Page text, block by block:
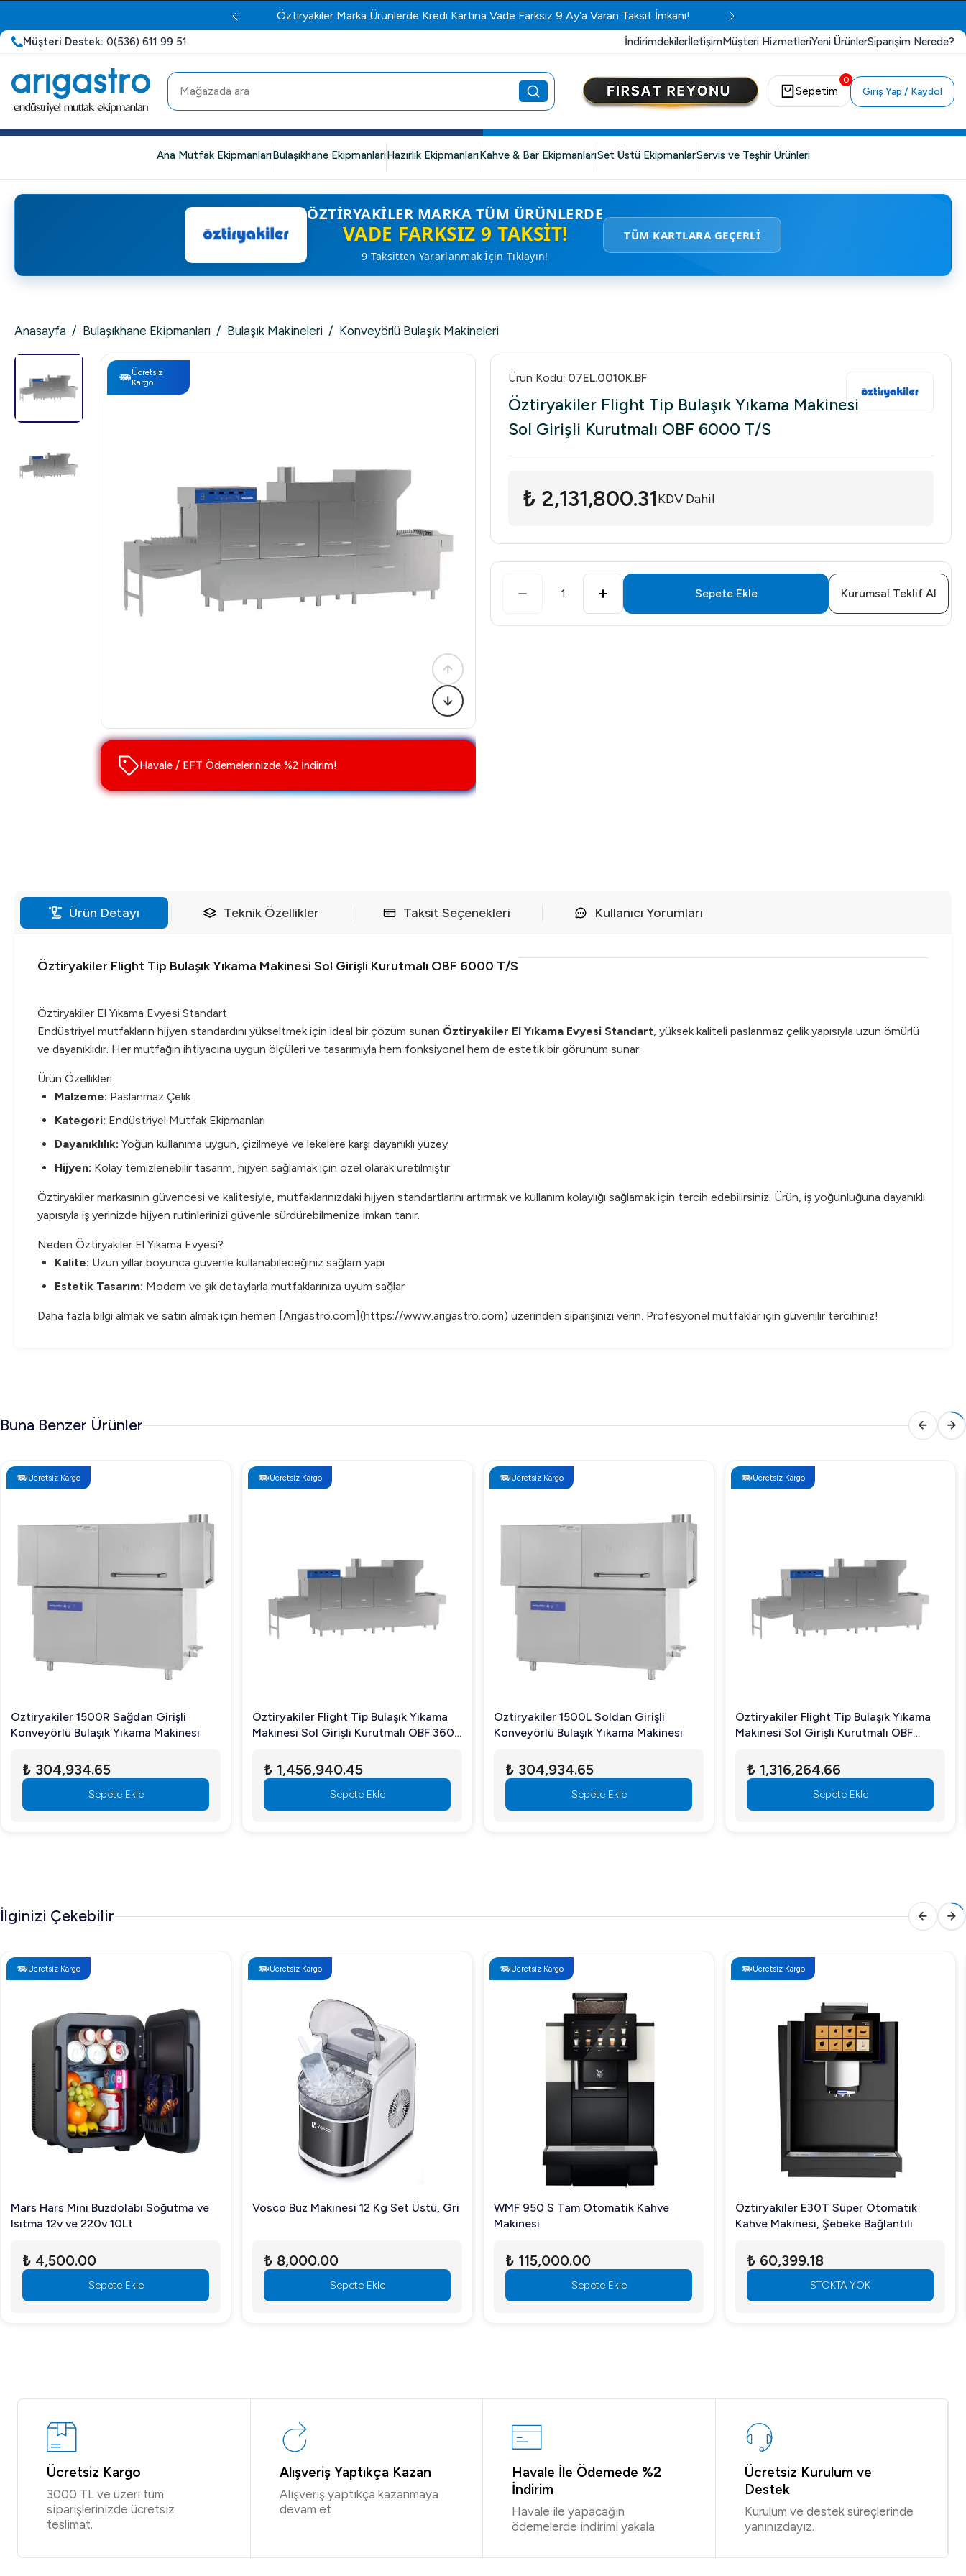
Öztiryakiler Marka Ürünlerde Kredi Kartına Vade Farksız 9 Ay'a Varan Taksit İmkanı!
Müşteri Destek: 0(536) 611 99 51 İndirimdekilerİletişimMüşteri HizmetleriYeni ÜrünlerSiparişim Nerede?
0
Sepetim Giriş Yap / Kaydol
Ana Mutfak EkipmanlarıBulaşıkhane EkipmanlarıHazırlık EkipmanlarıKahve & Bar EkipmanlarıSet Üstü EkipmanlarServis ve Teşhir Ürünleri
ÖZTIRYAKILER MARKA TÜM ÜRÜNLERDE
VADE FARKSIZ 9 TAKSIT!
9 Taksitten Yararlanmak İçin Tıklayın!
TÜM KARTLARA GEÇERLİ
Anasayfa / Bulaşıkhane Ekipmanları / Bulaşık Makineleri / Konveyörlü Bulaşık Makineleri
Ücretsiz
Kargo
Havale / EFT Ödemelerinizde %2 İndirim!
Ürün Kodu: 07EL.0010K.BF
Öztiryakiler Flight Tip Bulaşık Yıkama Makinesi
Sol Girişli Kurutmalı OBF 6000 T/S
₺ 2,131,800.31KDV Dahil
1 Sepete Ekle Kurumsal Teklif Al
Ürün Detayı Teknik Özellikler Taksit Seçenekleri Kullanıcı Yorumları
Öztiryakiler Flight Tip Bulaşık Yıkama Makinesi Sol Girişli Kurutmalı OBF 6000 T/S
Öztiryakiler El Yıkama Evyesi Standart
Endüstriyel mutfakların hijyen standardını yükseltmek için ideal bir çözüm sunan Öztiryakiler El Yıkama Evyesi Standart, yüksek kaliteli paslanmaz çelik yapısıyla uzun ömürlü
ve dayanıklıdır. Her mutfağın ihtiyacına uygun ölçüleri ve tasarımıyla hem fonksiyonel hem de estetik bir görünüm sunar.
Ürün Özellikleri:
Malzeme: Paslanmaz Çelik
Kategori: Endüstriyel Mutfak Ekipmanları
Dayanıklılık: Yoğun kullanıma uygun, çizilmeye ve lekelere karşı dayanıklı yüzey
Hijyen: Kolay temizlenebilir tasarım, hijyen sağlamak için özel olarak üretilmiştir
Öztiryakiler markasının güvencesi ve kalitesiyle, mutfaklarınızdaki hijyen standartlarını artırmak ve kullanım kolaylığı sağlamak için tercih edebilirsiniz. Ürün, iş yoğunluğuna dayanıklı
yapısıyla iş yerinizde hijyen rutinlerinizi güvenle sürdürebilmenize imkan tanır.
Neden Öztiryakiler El Yıkama Evyesi?
Kalite: Uzun yıllar boyunca güvenle kullanabileceğiniz sağlam yapı
Estetik Tasarım: Modern ve şık detaylarla mutfaklarınıza uyum sağlar
Daha fazla bilgi almak ve satın almak için hemen [Arıgastro.com](https://www.arigastro.com) üzerinden siparişinizi verin. Profesyonel mutfaklar için güvenilir tercihiniz!
Buna Benzer Ürünler
Ücretsiz Kargo
Öztiryakiler 1500R Sağdan Girişli
Konveyörlü Bulaşık Yıkama Makinesi
₺ 304,934.65
Sepete Ekle
Ücretsiz Kargo
Öztiryakiler Flight Tip Bulaşık Yıkama
Makinesi Sol Girişli Kurutmalı OBF 3600
₺ 1,456,940.45
Sepete Ekle
Ücretsiz Kargo
Öztiryakiler 1500L Soldan Girişli
Konveyörlü Bulaşık Yıkama Makinesi
₺ 304,934.65
Sepete Ekle
Ücretsiz Kargo
Öztiryakiler Flight Tip Bulaşık Yıkama
Makinesi Sol Girişli Kurutmalı OBF
₺ 1,316,264.66
Sepete Ekle
İlginizi Çekebilir
Ücretsiz Kargo
Mars Hars Mini Buzdolabı Soğutma ve
Isıtma 12v ve 220v 10Lt
₺ 4,500.00
Sepete Ekle
Ücretsiz Kargo
Vosco Buz Makinesi 12 Kg Set Üstü, Gri
₺ 8,000.00
Sepete Ekle
Ücretsiz Kargo
WMF 950 S Tam Otomatik Kahve
Makinesi
₺ 115,000.00
Sepete Ekle
Ücretsiz Kargo
Öztiryakiler E30T Süper Otomatik
Kahve Makinesi, Şebeke Bağlantılı
₺ 60,399.18
STOKTA YOK
Ücretsiz Kargo
3000 TL ve üzeri tüm
siparişlerinizde ücretsiz
teslimat.
Alışveriş Yaptıkça Kazan
Alışveriş yaptıkça kazanmaya
devam et
Havale İle Ödemede %2
İndirim
Havale ile yapacağın
ödemelerde indirimi yakala
Ücretsiz Kurulum ve
Destek
Kurulum ve destek süreçlerinde
yanınızdayız.